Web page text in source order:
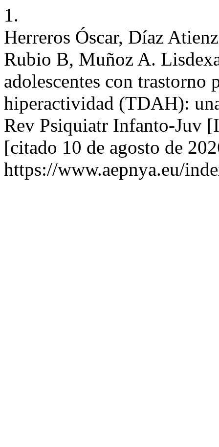
1.
Herreros Óscar, Díaz
Rubio B, Muñoz A.
adolescentes con trastorno
hiperactividad (TDAH):
Rev Psiquiatr Infanto-Juv
[citado 10 de agosto de
https://www.aepnya.eu/